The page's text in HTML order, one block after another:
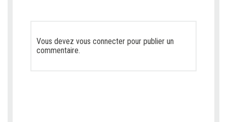
Vous devez vous connecter pour publier un
commentaire.